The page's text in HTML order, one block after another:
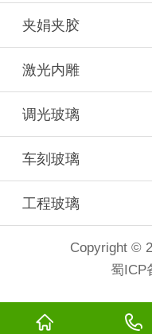
夹娟夹胶
激光内雕
调光玻璃
车刻玻璃
工程玻璃
Copyright ©
蜀ICP